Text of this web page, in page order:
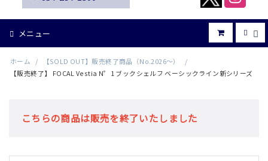
メニュー
ホーム / 【SOLD OUT】販売終了商品（No.2026～）
/
【販売終了】 FOCAL Vestia N゜1 ブックシェルフ ベーシックライン新シリーズ
こちらの商品は販売を終了いたしました